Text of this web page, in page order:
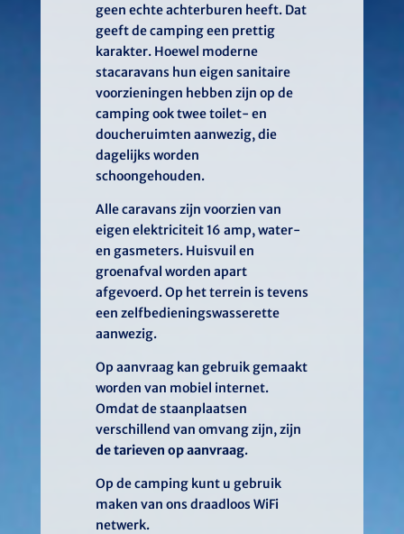
geen echte achterburen heeft. Dat
geeft de camping een prettig
karakter. Hoewel moderne
stacaravans hun eigen sanitaire
voorzieningen hebben zijn op de
camping ook twee toilet- en
doucheruimten aanwezig, die
dagelijks worden
schoongehouden.
Alle caravans zijn voorzien van
eigen elektriciteit 16 amp, water-
en gasmeters. Huisvuil en
groenafval worden apart
afgevoerd. Op het terrein is tevens
een zelfbedieningswasserette
aanwezig.
Op aanvraag kan gebruik gemaakt
worden van mobiel internet.
Omdat de staanplaatsen
verschillend van omvang zijn, zijn
de tarieven op aanvraag.
Op de camping kunt u gebruik
maken van ons draadloos WiFi
netwerk.